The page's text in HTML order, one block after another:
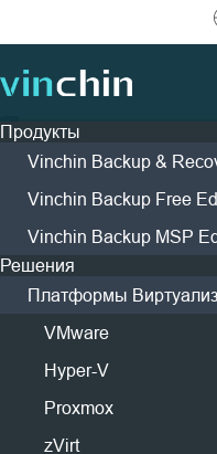
Скачать Поддержка
Защита данных
Резервное копирование
Мгновенная репликация
Архивирование
Оркестрация заданий
Виртуальный
VMware
Hyper-V
Proxmox
XCP-ng
H3C CAS/UIS
ZStack
Sangfor HCI
Ресурсы поддержки
FAQs
How To Видео
Центр помощи
Живые Мероприятия
Вебинары
Живой Демо
Руководство по Покупке
Как Купить
Политики Лицензии
Контакт
Запросить Цену
Стать Партнером
Стать Партнером
Найти Партнера
Найти Локального Партнера
Доступ к Порталу
Партнерский Портал
Компания
О Vinchin
Лидерство
Контакты
СМИ
Новости & Мероприятия
Кейсы Клиентов
Продукты
Vinchin Backup &
Vinchin Backup Free
Vinchin Backup MSP
Решения
Платформы
VMware
Hyper-V
Proxmox
zVirt
Защита
и
Решение №1 для